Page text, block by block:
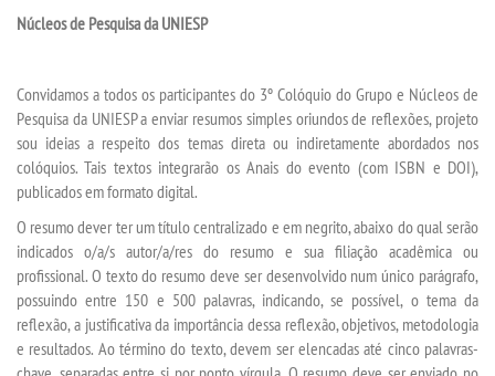
REGULAMENTOS
LOGIN
WEBMAIL
PORTAL DE ALUNOS
Núcleos de Pesquisa da UNIESP
Convidamos a todos os participantes do 3º Colóquio do Grupo e Núcleos de
Pesquisa da UNIESP a enviar resumos simples oriundos de reflexões, projeto
sou ideias a respeito dos temas direta ou indiretamente abordados nos
colóquios. Tais textos integrarão os Anais do evento (com ISBN e DOI),
publicados em formato digital.
O resumo dever ter um título centralizado e em negrito, abaixo do qual serão
indicados o/a/s autor/a/res do resumo e sua filiação acadêmica ou
profissional. O texto do resumo deve ser desenvolvido num único parágrafo,
possuindo entre 150 e 500 palavras, indicando, se possível, o tema da
reflexão, a justificativa da importância dessa reflexão, objetivos, metodologia
e resultados. Ao término do texto, devem ser elencadas até cinco palavras-